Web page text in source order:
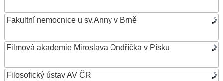
Fakultní nemocnice u sv.Anny v Brně
Filmová akademie Miroslava Ondříčka v Písku
Filosofický ústav AV ČR